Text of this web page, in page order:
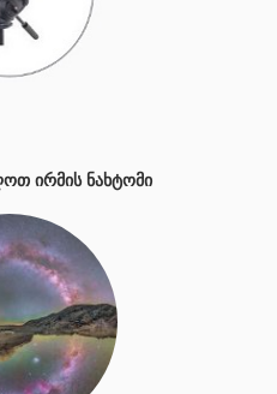
ᲘᲠᲛᲘᲡ ᲜᲐᲮᲢᲝᲛᲘ